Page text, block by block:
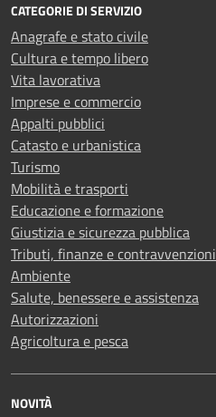
CATEGORIE DI SERVIZIO
Anagrafe e stato civile
Cultura e tempo libero
Vita lavorativa
Imprese e commercio
Appalti pubblici
Catasto e urbanistica
Turismo
Mobilità e trasporti
Educazione e formazione
Giustizia e sicurezza pubblica
Tributi, finanze e contravvenzioni
Ambiente
Salute, benessere e assistenza
Autorizzazioni
Agricoltura e pesca
NOVITÀ